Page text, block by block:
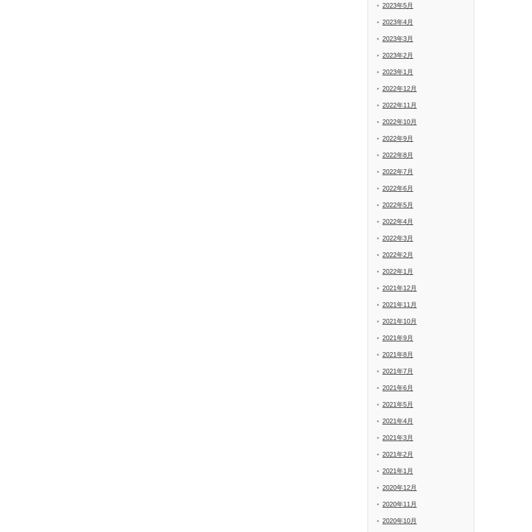
2023年5月
2023年4月
2023年3月
2023年2月
2023年1月
2022年12月
2022年11月
2022年10月
2022年9月
2022年8月
2022年7月
2022年6月
2022年5月
2022年4月
2022年3月
2022年2月
2022年1月
2021年12月
2021年11月
2021年10月
2021年9月
2021年8月
2021年7月
2021年6月
2021年5月
2021年4月
2021年3月
2021年2月
2021年1月
2020年12月
2020年11月
2020年10月